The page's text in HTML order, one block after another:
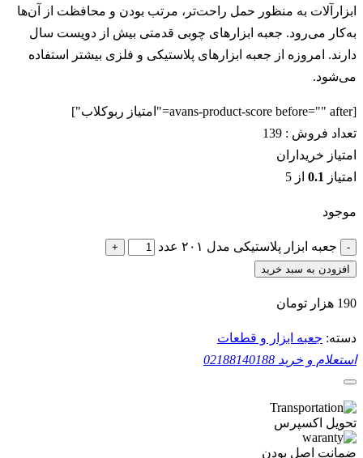
ابزارآلات به منظور حمل راحت‌تر، مرتب بودن و محافظت از آن‌ها
به‌کار می‌رود. جعبه ابزارهای چوبی قدمتی بیش از دویست سال
دارند. امروزه از جعبه ابزارهای پلاستیکی و فلزی بیشتر استفاده
می‌شود.
[avans-product-score before="" after="امتیاز ربوکلاب"]
تعداد فروش : 139
امتیاز خریداران
امتیاز 0.1 از 5
موجود
- جعبه ابزار پلاستیکی مدل ۲۰۱ عدد
+
افزودن به سبد خرید
190 هزار تومان
دسته: جعبه ابزار و قطعات
استعلام و خرید 02188140188
تحویل اکسپرس
ضمانت اصل بودن